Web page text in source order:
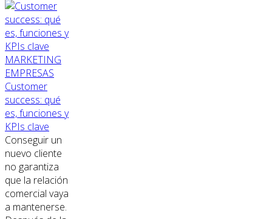
MARKETING
EMPRESAS
Customer
success: qué
es, funciones y
KPIs clave
Conseguir un
nuevo cliente
no garantiza
que la relación
comercial vaya
a mantenerse.